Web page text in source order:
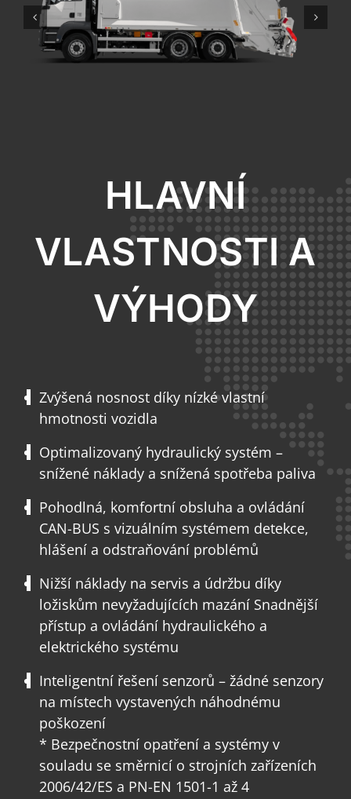
HLAVNÍ
VLASTNOSTI A
VÝHODY
Zvýšená nosnost díky nízké vlastní
hmotnosti vozidla
Optimalizovaný hydraulický systém –
snížené náklady a snížená spotřeba paliva
Pohodlná, komfortní obsluha a ovládání
CAN-BUS s vizuálním systémem detekce,
hlášení a odstraňování problémů
Nižší náklady na servis a údržbu díky
ložiskům nevyžadujících mazání Snadnější
přístup a ovládání hydraulického a
elektrického systému
Inteligentní řešení senzorů – žádné senzory
na místech vystavených náhodnému
poškození
* Bezpečnostní opatření a systémy v
souladu se směrnicí o strojních zařízeních
2006/42/ES a PN-EN 1501-1 až 4